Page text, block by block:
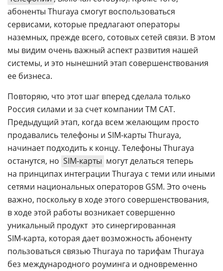
абоненты Thuraya смогут воспользоваться
сервисами, которые предлагают операторы
наземных, прежде всего, сотовых сетей связи. В этом
мы видим очень важный аспект развития нашей
системы, и это нынешний этап совершенствования
ее бизнеса.
Повторяю, что этот шаг вперед сделала только
Россия силами и за счет компании ТМ САТ.
Предыдущий этап, когда всем желающим просто
продавались телефоны и SIM-карты Thuraya,
начинает подходить к концу. Телефоны Thuraya
останутся, но SIM-карты могут делаться теперь
на принципах интеграции Thuraya с теми или иными
сетями национальных операторов GSM. Это очень
важно, поскольку в ходе этого совершенствования,
в ходе этой работы возникает совершенно
уникальный продукт  это синергированная
SIM-карта, которая дает возможность абоненту
пользоваться связью Thuraya по тарифам Thuraya
без международного роуминга и одновременно 